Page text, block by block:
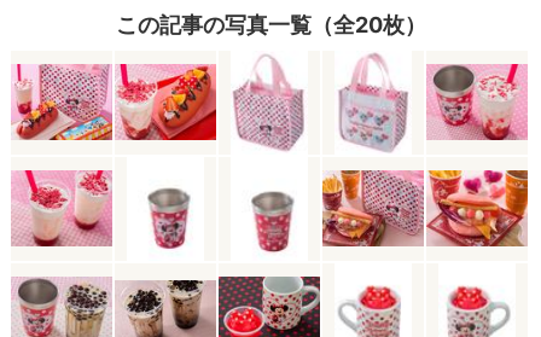
この記事の写真一覧（全20枚）